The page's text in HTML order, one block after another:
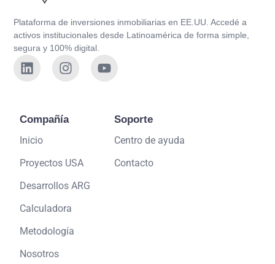
Plataforma de inversiones inmobiliarias en EE.UU. Accedé a
activos institucionales desde Latinoamérica de forma simple,
segura y 100% digital.
Compañía
Inicio
Proyectos USA
Desarrollos ARG
Calculadora
Metodología
Nosotros
Soporte
Centro de ayuda
Contacto